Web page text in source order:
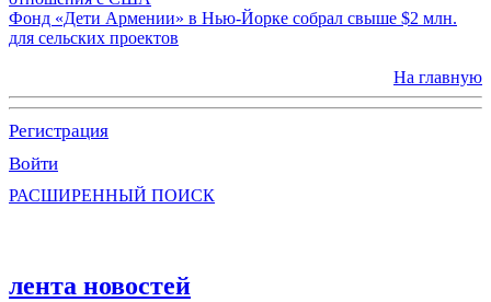
Фонд «Дети Армении» в Нью-Йорке собрал свыше $2 млн.
для сельских проектов
На главную
Регистрация
Войти
РАСШИРЕННЫЙ ПОИСК
лента новостей